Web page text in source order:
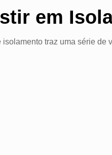
em
traz uma série de